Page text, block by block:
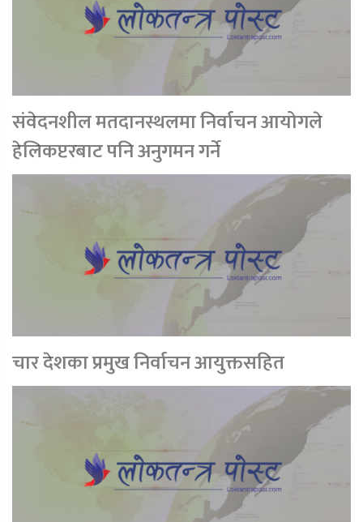
संवेदनशील मतदानस्थलमा निर्वाचन आयोगले
हेलिकप्टरबाट पनि अनुगमन गर्ने
चार देशका प्रमुख निर्वाचन आयुक्तसहित